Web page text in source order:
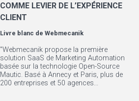
COMME LEVIER DE L’EXPÉRIENCE
CLIENT
Livre blanc deWebmecanik
"Webmecanik propose la première
solution SaaS de Marketing Automation
basée sur la technologie Open-Source
Mautic. Basé à Annecy et Paris, plus de
200 entreprises et 50 agences...